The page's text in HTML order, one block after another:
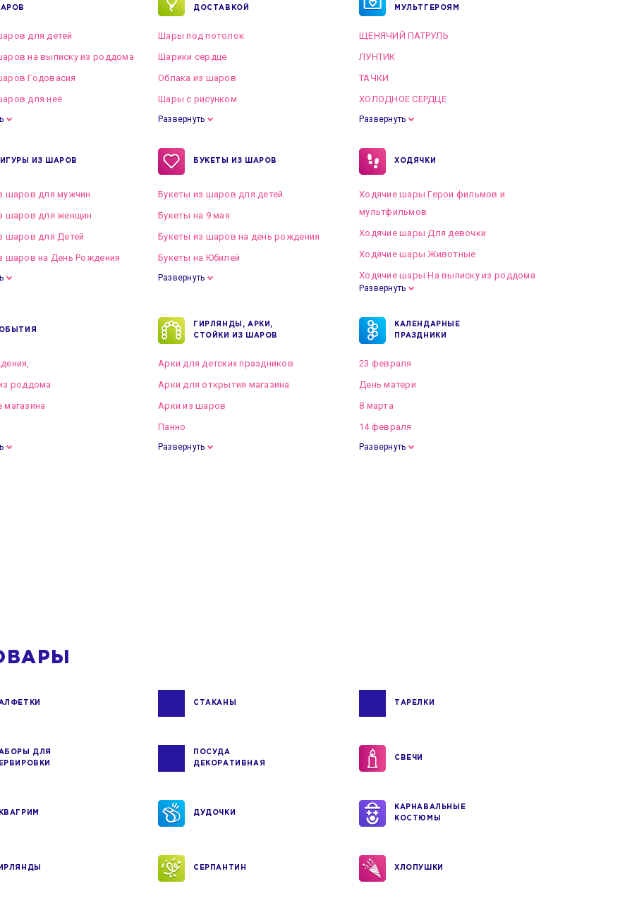
для детей
на выписку из роддома
Годовасия
для неё
ДОСТАВКОЙ
Шары под потолок
Шарики сердце
Облака из шаров
Шары с рисунком
Развернуть
МУЛЬТГЕРОЯМ
ЩЕНЯЧИЙ ПАТРУЛЬ
ЛУНТИК
ТАЧКИ
ХОЛОДНОЕ СЕРДЦЕ
Развернуть
ИЗ ШАРОВ
шаров для мужчин
шаров для женщин
шаров для Детей
шаров на День Рождения
БУКЕТЫ ИЗ ШАРОВ
Букеты из шаров для детей
Букеты на 9 мая
Букеты из шаров на день рождения
Букеты на Юбилей
Развернуть
ХОДЯЧКИ
Ходячие шары Герои фильмов и
мультфильмов
Ходячие шары Для девочки
Ходячие шары Животные
Ходячие шары На выписку из роддома
Развернуть
роддома
ГИРЛЯНДЫ, АРКИ,
СТОЙКИ ИЗ ШАРОВ
Арки для детских праздников
Арки для открытия магазина
Арки из шаров
Панно
Развернуть
КАЛЕНДАРНЫЕ
ПРАЗДНИКИ
23 февраля
День матери
8 марта
14 февраля
Развернуть
СТАКАНЫ ТАРЕЛКИ
ДЛЯ
ПОСУДА
ДЕКОРАТИВНАЯ
СВЕЧИ
ДУДОЧКИ
КАРНАВАЛЬНЫЕ
КОСТЮМЫ
СЕРПАНТИН ХЛОПУШКИ